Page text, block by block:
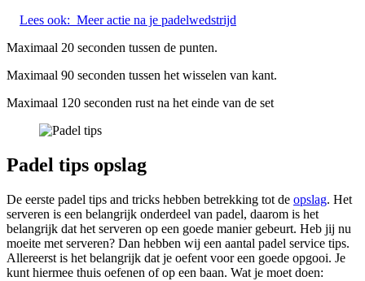
Lees ook: Meer actie na je padelwedstrijd
Maximaal 20 seconden tussen de punten.
Maximaal 90 seconden tussen het wisselen van kant.
Maximaal 120 seconden rust na het einde van de set
Padel tips opslag
De eerste padel tips and tricks hebben betrekking tot de opslag. Het
serveren is een belangrijk onderdeel van padel, daarom is het
belangrijk dat het serveren op een goede manier gebeurt. Heb jij nu
moeite met serveren? Dan hebben wij een aantal padel service tips.
Allereerst is het belangrijk dat je oefent voor een goede opgooi. Je
kunt hiermee thuis oefenen of op een baan. Wat je moet doen: